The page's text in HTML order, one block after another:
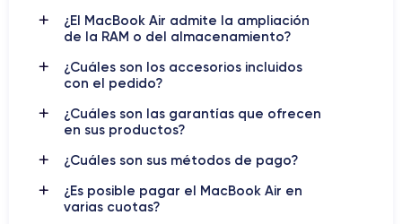
MacBook Air 11" (2014)
MacBook Air 13" (2011)
MacBook Air 13" (2015)
MacBook Air 13" (2017)
MacBook Air 13" (2022)
MacBook Air 13" (2023)
¿El MacBook Air admite la ampliación
de la RAM o del almacenamiento?
¿Cuáles son los accesorios incluidos
con el pedido?
¿Cuáles son las garantías que ofrecen
en sus productos?
¿Cuáles son sus métodos de pago?
¿Es posible pagar el MacBook Air en
varias cuotas?